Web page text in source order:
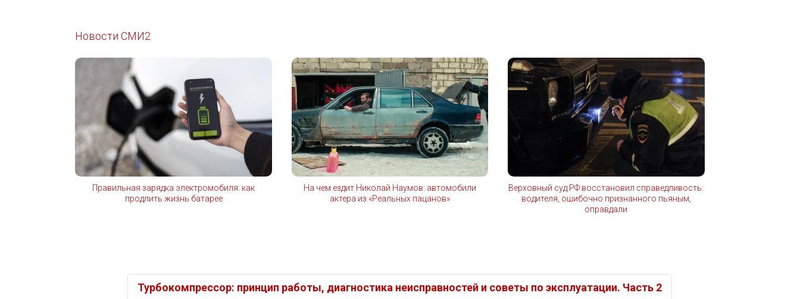
Новости СМИ2
Правильная зарядка электромобиля: как
продлить жизнь батарее
На чем ездит Николай Наумов: автомобили
актера из «Реальных пацанов»
Верховный суд РФ восстановил справедливость:
водителя, ошибочно признанного пьяным,
оправдали
Турбокомпрессор: принцип работы, диагностика неисправностей и советы по эксплуатации. Часть 2